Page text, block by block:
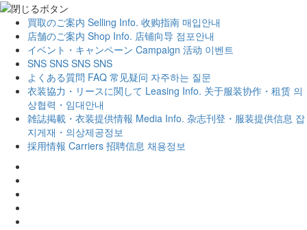
買取のご案内 Selling Info. 收购指南 매입안내
店舗のご案内 Shop Info. 店铺向导 점포안내
イベント・キャンペーン Campaign 活动 이벤트
SNS SNS SNS SNS
よくある質問 FAQ 常见疑问 자주하는 질문
衣装協力・リースに関して Leasing Info. 关于服装协作・租赁 의
상협력・임대안내
雑誌掲載・衣装提供情報 Media Info. 杂志刊登・服装提供信息 잡
지게재・의상제공정보
採用情報 Carriers 招聘信息 채용정보